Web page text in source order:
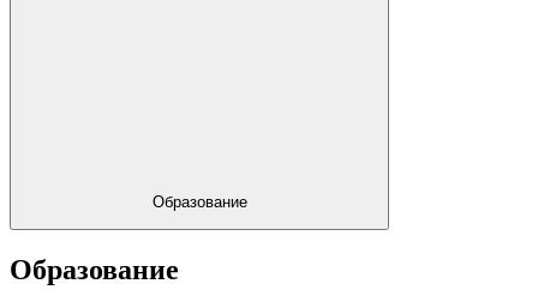
Образование
Образование